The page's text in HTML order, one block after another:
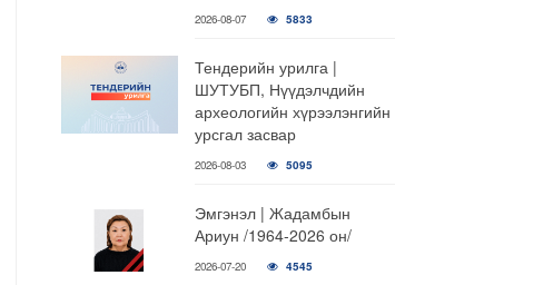
2026-08-07 5833
Тендерийн урилга |
ШУТУБП, Нүүдэлчдийн
археологийн хүрээлэнгийн
урсгал засвар
2026-08-03 5095
Эмгэнэл | Жадамбын
Ариун /1964-2026 он/
2026-07-20 4545